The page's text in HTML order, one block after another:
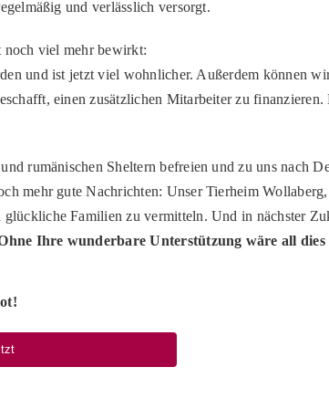
und verlässlich versorgt.
noch viel mehr bewirkt:
und ist jetzt viel wohnlicher. Außerdem können
einen zusätzlichen Mitarbeiter zu
undrumänischen Sheltern befreien und zu uns nach
mehr gute Nachrichten: Unser Tierheim
glückliche Familien zu vermitteln. Und in nächster
Ihre wunderbare Unterstützung wäre all